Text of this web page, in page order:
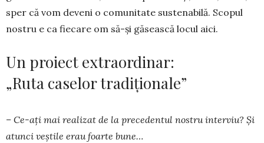
sper că vom deveni o comunitate sustenabilă. Scopul
nostru e ca fiecare om să-și găsească locul aici.
Un proiect extraordinar:
„Ruta caselor tradiționale”
– Ce-ați mai realizat de la precedentul nostru interviu? Și
atunci veștile erau foarte bune…